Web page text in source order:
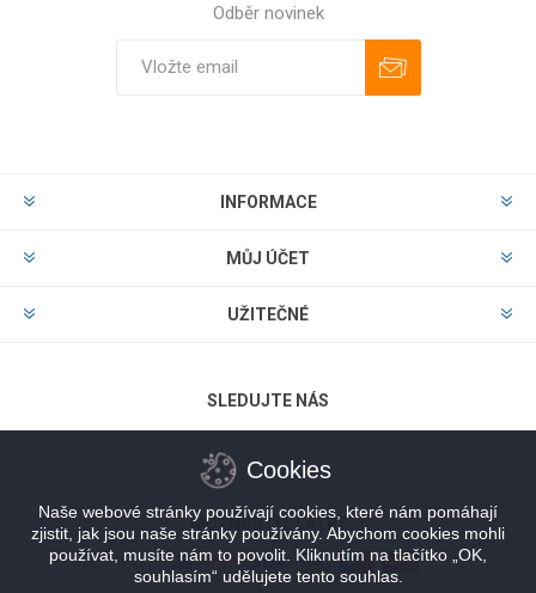
Odběr novinek
INFORMACE
MŮJ ÚČET
UŽITEČNÉ
SLEDUJTE NÁS
MOŽNOSTI PLATBY
Cookies
Naše webové stránky používají cookies, které nám pomáhají
zjistit, jak jsou naše stránky používány. Abychom cookies mohli
používat, musíte nám to povolit. Kliknutím na tlačítko „OK,
souhlasím“ udělujete tento souhlas.